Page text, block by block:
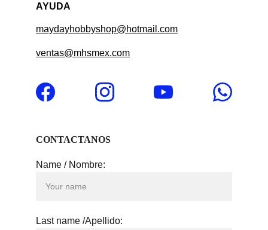
AYUDA
maydayhobbyshop@hotmail.com
CONTACTANOS
Name / Nombre:
Last name /Apellido:
ventas@mhsmex.com